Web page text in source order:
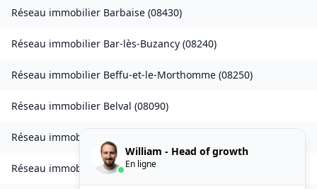
Réseau immobilier Barbaise (08430)
Réseau immobilier Bar-lès-Buzancy (08240)
Réseau immobilier Beffu-et-le-Morthomme (08250)
Réseau immobilier Belval (08090)
Réseau immobilier
Réseau immobilierBourcq (08400
William - Head of growth
En ligne